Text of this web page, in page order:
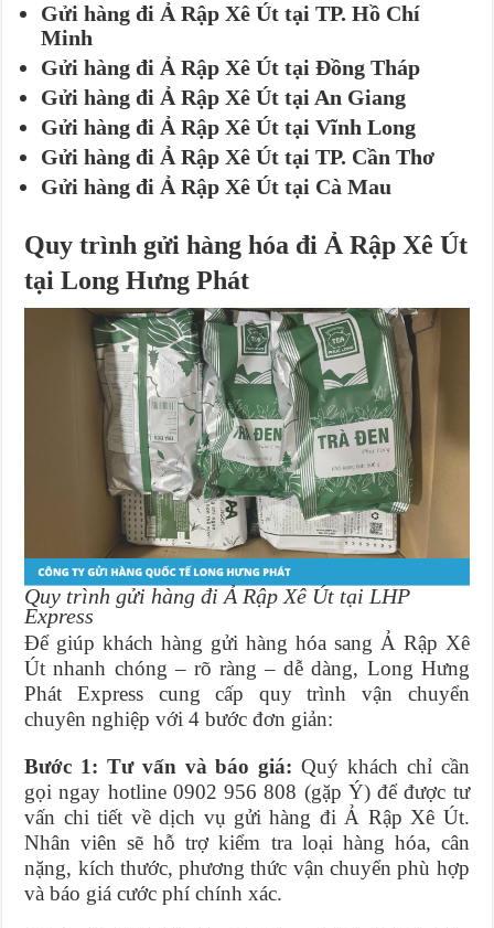
Gửi hàng đi Ả Rập Xê Út tại TP. Hồ Chí
Minh
Gửi hàng đi Ả Rập Xê Út tại Đồng Tháp
Gửi hàng đi Ả Rập Xê Út tại An Giang
Gửi hàng đi Ả Rập Xê Út tại Vĩnh Long
Gửi hàng đi Ả Rập Xê Út tại TP. Cần Thơ
Gửi hàng đi Ả Rập Xê Út tại Cà Mau
Quy trình gửi hàng hóa đi Ả Rập Xê Út
tại Long Hưng Phát
Quy trình gửi hàng đi Ả Rập Xê Út tại LHP
Express
Để giúp khách hàng gửi hàng hóa sang Ả Rập Xê
Út nhanh chóng – rõ ràng – dễ dàng, Long Hưng
Phát Express cung cấp quy trình vận chuyển
chuyên nghiệp với 4 bước đơn giản:
Bước 1: Tư vấn và báo giá:Quý khách chỉ cần
gọi ngay hotline 0902 956 808 (gặp Ý) để được tư
vấn chi tiết về dịch vụ gửi hàng đi Ả Rập Xê Út.
Nhân viên sẽ hỗ trợ kiểm tra loại hàng hóa, cân
nặng, kích thước, phương thức vận chuyển phù hợp
và báo giá cước phí chính xác.